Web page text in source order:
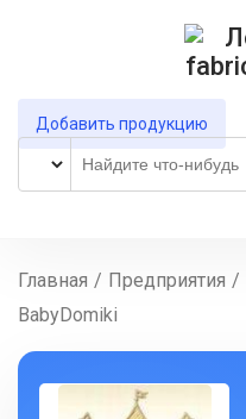
Добавить продукцию
Главная / Предприятия /
BabyDomiki